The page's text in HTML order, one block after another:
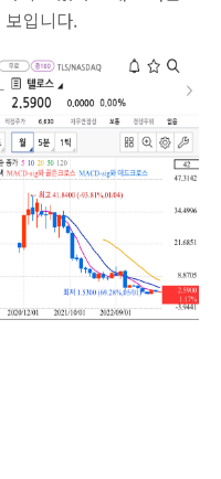
보입니다.